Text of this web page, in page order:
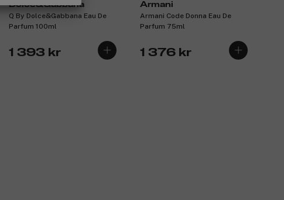
Dolce&Gabbana
Q By Dolce&Gabbana Eau De
Parfum 100ml
1 393 kr
Armani
Armani Code Donna Eau De
Parfum 75ml
1 376 kr